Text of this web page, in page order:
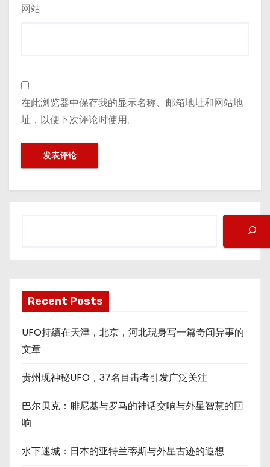
网站
在此浏览器中保存我的显示名称、邮箱地址和网站地
址，以便下次评论时使用。
Recent Posts
UFO持續在天津，北京，河北現身写一篇奇闻异事的
文章
贵州现神秘UFO，37名目击者引发广泛关注
巴尔贝克：腓尼基与罗马的神话交响与外星智慧的回
响
水下迷城：日本的亚特兰蒂斯与外星古迹的遐想